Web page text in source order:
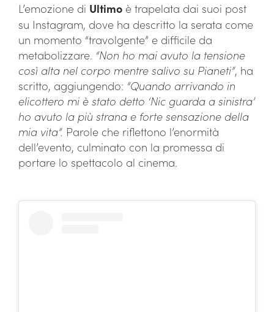
L’emozione di Ultimo è trapelata dai suoi post
su Instagram, dove ha descritto la serata come
un momento “travolgente” e difficile da
metabolizzare. “Non ho mai avuto la tensione
così alta nel corpo mentre salivo su Pianeti”, ha
scritto, aggiungendo: “Quando arrivando in
elicottero mi è stato detto ‘Nic guarda a sinistra’
ho avuto la più strana e forte sensazione della
mia vita”. Parole che riflettono l’enormità
dell’evento, culminato con la promessa di
portare lo spettacolo al cinema.